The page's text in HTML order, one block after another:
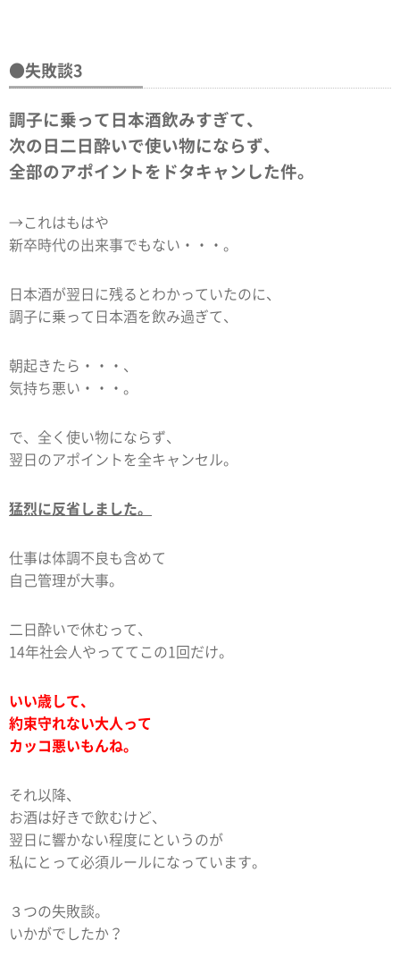
●失敗談3
調子に乗って日本酒飲みすぎて、
次の日二日酔いで使い物にならず、
全部のアポイントをドタキャンした件。
→これはもはや
新卒時代の出来事でもない・・・。
日本酒が翌日に残るとわかっていたのに、
調子に乗って日本酒を飲み過ぎて、
朝起きたら・・・、
気持ち悪い・・・。
で、全く使い物にならず、
翌日のアポイントを全キャンセル。
猛烈に反省しました。
仕事は体調不良も含めて
自己管理が大事。
二日酔いで休むって、
14年社会人やっててこの1回だけ。
いい歳して、
約束守れない大人って
カッコ悪いもんね。
それ以降、
お酒は好きで飲むけど、
翌日に響かない程度にというのが
私にとって必須ルールになっています。
３つの失敗談。
いかがでしたか？